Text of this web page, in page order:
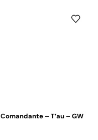
Comandante – T’au – GW